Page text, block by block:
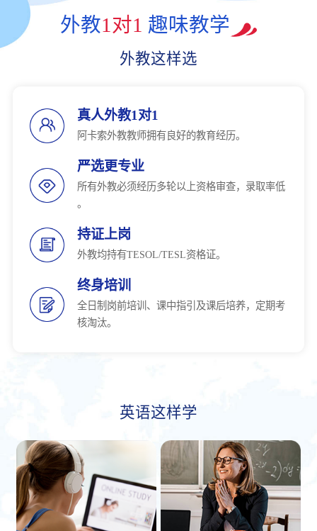
外教1对1 趣味教学
外教这样选
真人外教1对1
阿卡索外教教师拥有良好的教育经历。
严选更专业
所有外教必须经历多轮以上资格审查，录取率低
。
持证上岗
外教均持有TESOL/TESL资格证。
终身培训
全日制岗前培训、课中指引及课后培养，定期考
核淘汰。
英语这样学